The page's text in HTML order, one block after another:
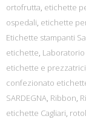
ortofrutta, etichette
ospedali, etichette
Etichette stampanti
etichette,
etichette e prezzatrici
confezionato
SARDEGNA, Ribbon,
etichette Cagliari,